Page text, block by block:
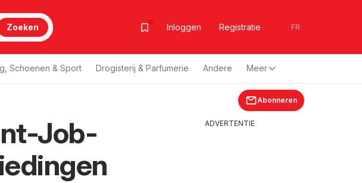
Zoeken Inloggen Registratie FR
Schoenen & Sport Drogisterij & Parfumerie Andere Meer
Abonneren
Job-
ADVERTENTIE